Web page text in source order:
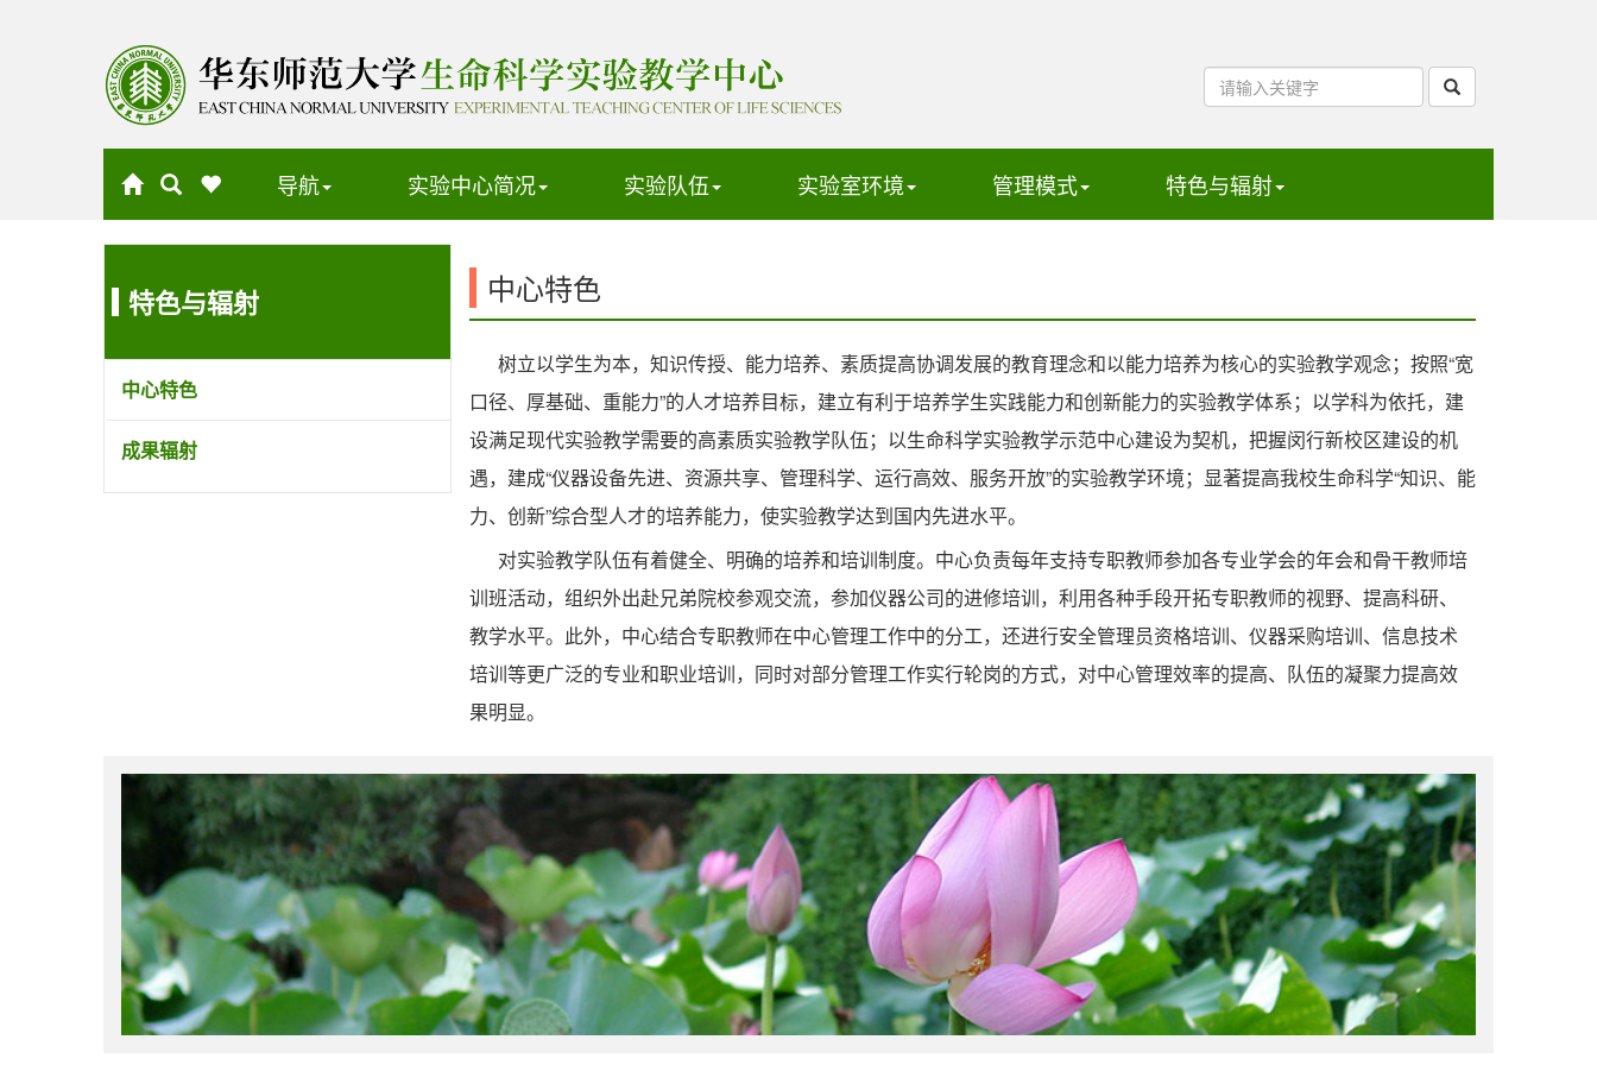
导航 实验中心简况 实验队伍 实验室环境 管理模式 特色与辐射
特色与辐射
中心特色
成果辐射
中心特色
树立以学生为本，知识传授、能力培养、素质提高协调发展的教育理念和以能力培养为核心的实验教学观念；按照“宽
口径、厚基础、重能力”的人才培养目标，建立有利于培养学生实践能力和创新能力的实验教学体系；以学科为依托，建
设满足现代实验教学需要的高素质实验教学队伍；以生命科学实验教学示范中心建设为契机，把握闵行新校区建设的机
遇，建成“仪器设备先进、资源共享、管理科学、运行高效、服务开放”的实验教学环境；显著提高我校生命科学“知识、能
力、创新”综合型人才的培养能力，使实验教学达到国内先进水平。
对实验教学队伍有着健全、明确的培养和培训制度。中心负责每年支持专职教师参加各专业学会的年会和骨干教师培
训班活动，组织外出赴兄弟院校参观交流，参加仪器公司的进修培训，利用各种手段开拓专职教师的视野、提高科研、
教学水平。此外，中心结合专职教师在中心管理工作中的分工，还进行安全管理员资格培训、仪器采购培训、信息技术
培训等更广泛的专业和职业培训，同时对部分管理工作实行轮岗的方式，对中心管理效率的提高、队伍的凝聚力提高效
果明显。